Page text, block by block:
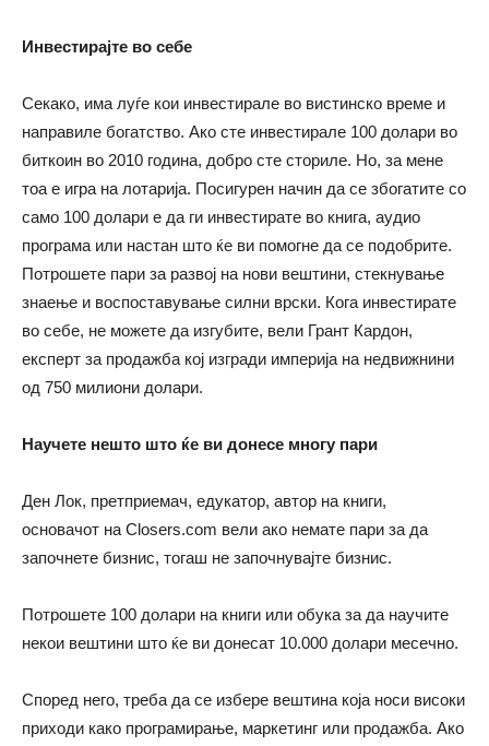
Инвестирајте во себе
Секако, има луѓе кои инвестирале во вистинско време и
направиле богатство. Ако сте инвестирале 100 долари во
биткоин во 2010 година, добро сте сториле. Но, за мене
тоа е игра на лотарија. Посигурен начин да се збогатите со
само 100 долари е да ги инвестирате во книга, аудио
програма или настан што ќе ви помогне да се подобрите.
Потрошете пари за развој на нови вештини, стекнување
знаење и воспоставување силни врски. Кога инвестирате
во себе, не можете да изгубите, вели Грант Кардон,
експерт за продажба кој изгради империја на недвижнини
од 750 милиони долари.
Научете нешто што ќе ви донесе многу пари
Ден Лок, претприемач, едукатор, автор на книги,
основачот на Closers.com вели ако немате пари за да
започнете бизнис, тогаш не започнувајте бизнис.
Потрошете 100 долари на книги или обука за да научите
некои вештини што ќе ви донесат 10.000 долари месечно.
Според него, треба да се избере вештина која носи високи
приходи како програмирање, маркетинг или продажба. Ако